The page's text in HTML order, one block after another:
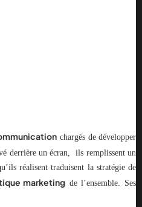
chargés de développer
derrière un écran, ils remplissent un
réalisent traduisent la stratégie de
marketing de l’ensemble. Ses